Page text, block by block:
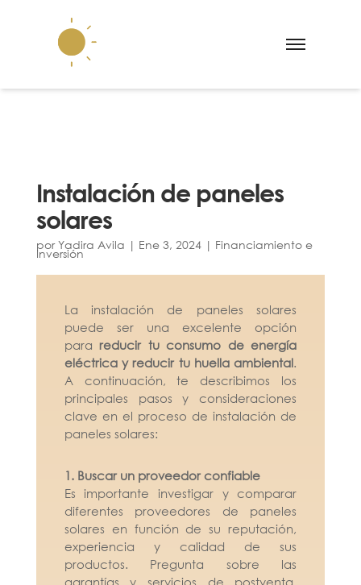
Instalación de paneles
solares
porYadira Avila | Ene 3, 2024| Financiamiento e
Inversión
La instalación de paneles solares
puede ser una excelente opción
para reducir tu consumo de energía
eléctrica y reducir tu huella ambiental.
A continuación, te describimos los
principales pasos y consideraciones
clave en el proceso de instalación de
paneles solares:
1. Buscar un proveedor confiable
Es importante investigar y comparar
diferentes proveedores de paneles
solares en función de su reputación,
experiencia y calidad de sus
productos. Pregunta sobre las
garantías y servicios de postventa,